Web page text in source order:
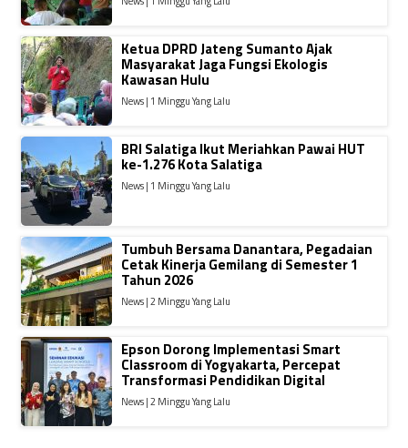
Ketua DPRD Jateng Sumanto Ajak
Masyarakat Jaga Fungsi Ekologis
Kawasan Hulu
News | 1 Minggu Yang Lalu
BRI Salatiga Ikut Meriahkan Pawai HUT
ke-1.276 Kota Salatiga
News | 1 Minggu Yang Lalu
Tumbuh Bersama Danantara, Pegadaian
Cetak Kinerja Gemilang di Semester 1
Tahun 2026
News | 2 Minggu Yang Lalu
Epson Dorong Implementasi Smart
Classroom di Yogyakarta, Percepat
Transformasi Pendidikan Digital
News | 2 Minggu Yang Lalu